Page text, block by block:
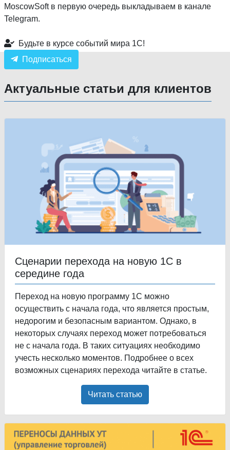
MoscowSoft в первую очередь выкладываем в канале
Telegram.
Будьте в курсе событий мира 1С!
Подписаться
Актуальные статьи для клиентов
Сценарии перехода на новую 1С в
середине года
Переход на новую программу 1С можно
осуществить с начала года, что является простым,
недорогим и безопасным вариантом. Однако, в
некоторых случаях переход может потребоваться
не с начала года. В таких ситуациях необходимо
учесть несколько моментов. Подробнее о всех
возможных сценариях перехода читайте в статье.
Читать статью